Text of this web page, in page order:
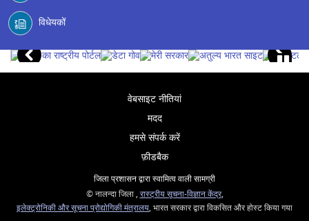
विधेयकों
वेबसाइट नीतियां
मदद
हमसे संपर्क करें
फ़ीडबैक
जिला प्रशासन द्वारा स्वामित्व वाली सामग्री
© नालन्दा जिला , रास्ट्रीय सूचना-विज्ञान केंद्र,
इलेक्ट्रोनिकी और सूचना प्रोद्योगिकी मंत्रालय, भारत सरकार द्वारा विकसित और होस्ट किया गया